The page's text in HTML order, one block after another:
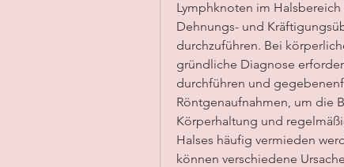
Lymphknoten im
Dehnungs- und
durchzuführen. Bei
gründliche Diagnose
durchführen und
Röntgenaufnahmen, um die
Körperhaltung und
Halses häufig vermieden
können verschiedene